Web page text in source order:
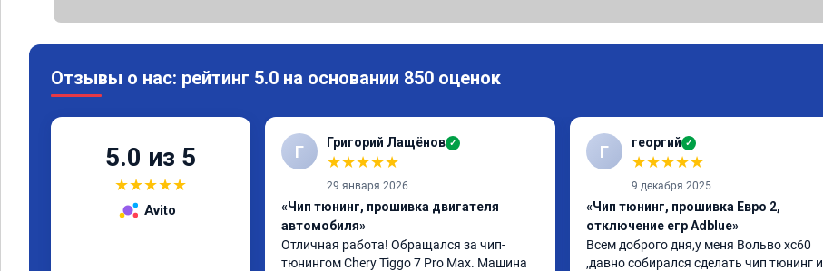
Отзывы о нас: рейтинг 5.0 на основании 850 оценок
5.0 из 5
★★★★★
Avito
Г Григорий Лащёнов ✓
★★★★★
29 января 2026
«Чип тюнинг, прошивка двигателя
автомобиля»
Отличная работа! Обращался за чип-
тюнингом Chery Tiggo 7 Pro Max. Машина
Г георгий ✓
★★★★★
9 декабря 2025
«Чип тюнинг, прошивка Евро 2,
отключение егр Adblue»
Всем доброго дня,у меня Вольво xc60
,давно собирался сделать чип тюнинг и